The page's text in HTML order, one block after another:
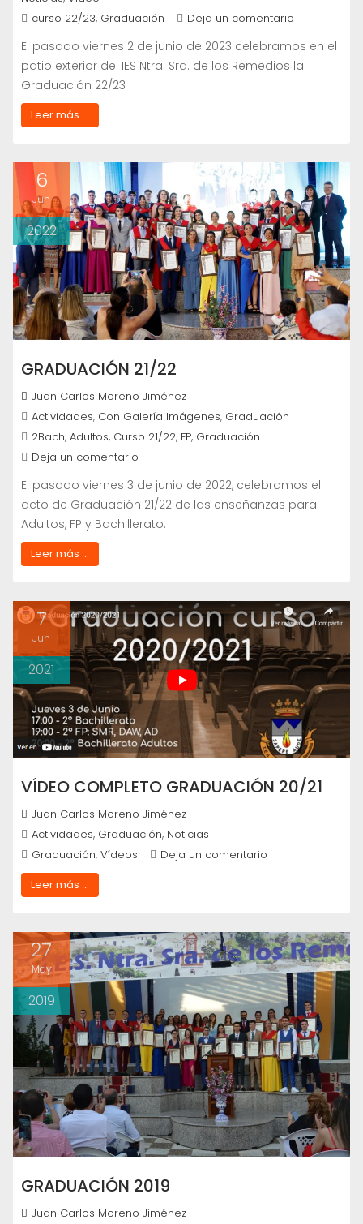
curso 22/23, Graduación Deja un comentario
El pasado viernes 2 de junio de 2023 celebramos en el
patio exterior del IES Ntra. Sra. de los Remedios la
Graduación 22/23
Leer más ...
6
Jun
2022
GRADUACIÓN 21/22
Juan Carlos Moreno Jiménez
Actividades, Con Galería Imágenes, Graduación
2Bach, Adultos, Curso 21/22, FP, Graduación
Deja un comentario
El pasado viernes 3 de junio de 2022, celebramos el
acto de Graduación 21/22 de las enseñanzas para
Adultos, FP y Bachillerato.
Leer más ...
7
Jun
2021
VÍDEO COMPLETO GRADUACIÓN 20/21
Juan Carlos Moreno Jiménez
Actividades, Graduación, Noticias
Graduación, Vídeos
Deja un comentario
Leer más ...
27
May
2019
GRADUACIÓN 2019
Juan Carlos Moreno Jiménez